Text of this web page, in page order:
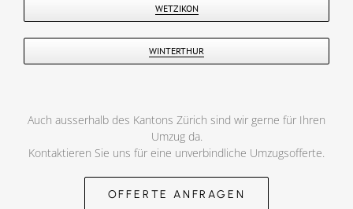
WETZIKON
WINTERTHUR
Auch ausserhalb des Kantons Zürich sind wir gerne für Ihren
Umzug da.
Kontaktieren Sie uns für eine unverbindliche Umzugsofferte.
OFFERTE ANFRAGEN